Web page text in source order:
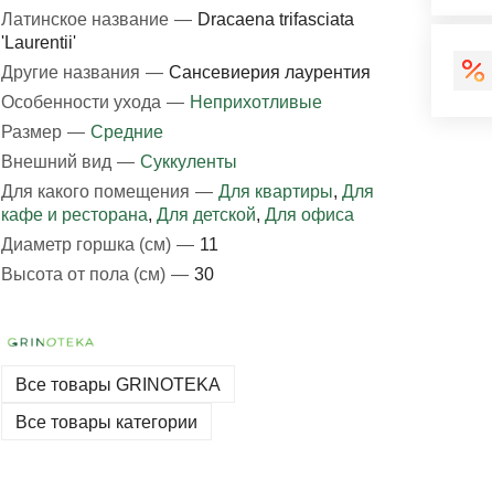
Латинское название — Dracaena trifasciata
'Laurentii'
Другие названия — Сансевиерия лаурентия
Особенности ухода — Неприхотливые
Размер — Средние
Внешний вид — Суккуленты
Для какого помещения — Для квартиры, Для
кафе и ресторана, Для детской, Для офиса
Диаметр горшка (см) — 11
Высота от пола (см) — 30
Все товары GRINOTEKA
Все товары категории